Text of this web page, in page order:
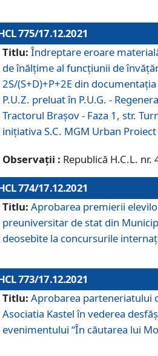
775/17.12.2021
Titlu: Îndreptare eroare
de înălţime al funcţiunii de
2S/(S+D)+P+2E din
P.U.Z. preluat în P.U.G. -
Tractorul Braşov - Faza 1, str.
iniţiativa S.C. MGM Urban Proiect
Observații : Republică H.C.L.
774/17.12.2021
Titlu: Aprobarea premierii
preuniversitar de stat din
deosebite la concursurile
773/17.12.2021
Titlu: Aprobarea parteneriatului
Asociatia Kastel în vederea
evenimentului “În căutarea lui